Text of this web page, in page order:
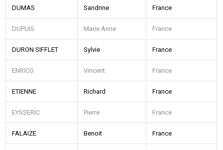
DUMAS Sandrine France
DUPUIS Marie Anne France
DURON SIFFLET Sylvie France
ENRICO Vincent France
ETIENNE Richard France
EYSSERIC Pierre France
FALAIZE Benoit France